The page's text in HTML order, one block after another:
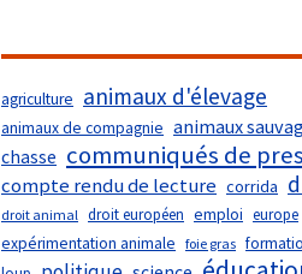
agriculture animaux d'élevage
animaux de compagnie animaux
chasse communiqués de
compte rendu de lecture corrida
droit animal droit européen emploi europe
expérimentation animale foie gras